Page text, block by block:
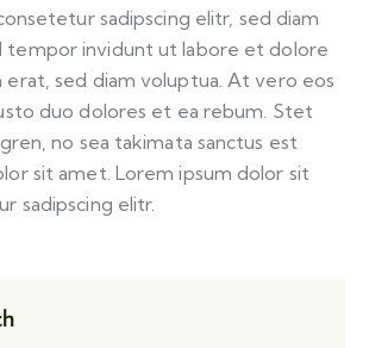
sadipscing elitr, sed diam
tempor invidunt ut labore et dolore
erat, sed diam voluptua. At vero eos
duo dolores et ea rebum. Stet
no sea takimata sanctus est
sit amet. Lorem ipsum dolor sit
sadipscing elitr.